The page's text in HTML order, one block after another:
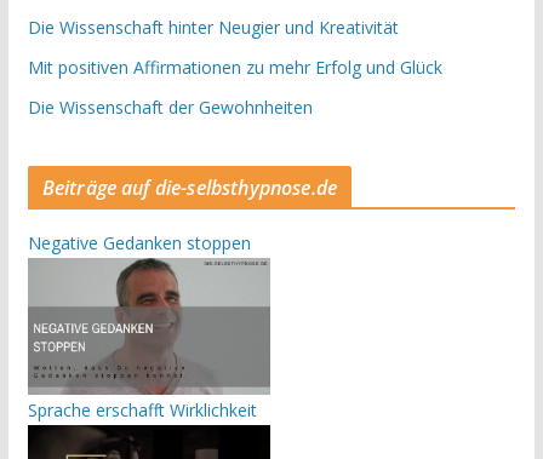
Die Wissenschaft hinter Neugier und Kreativität
Mit positiven Affirmationen zu mehr Erfolg und Glück
Die Wissenschaft der Gewohnheiten
Beiträge auf die-selbsthypnose.de
Negative Gedanken stoppen
Sprache erschafft Wirklichkeit